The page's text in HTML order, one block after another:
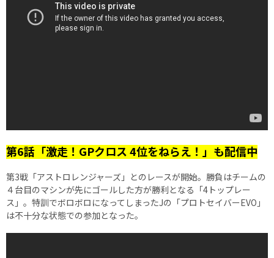
第6話「激走！GPクロス 4位をねらえ！」も配信中
第3戦「アストロレンジャーズ」とのレースが開始。勝負はチームの
４台目のマシンが先にゴールした方が勝利となる「4トップレー
ス」。特訓でボロボロになってしまったJの「プロトセイバーEVO」
は不十分な状態での参加となった。